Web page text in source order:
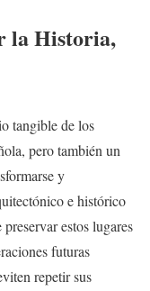
la Historia,
tangible de los
pero también un
y
e histórico
estos lugares
futuras
repetir sus